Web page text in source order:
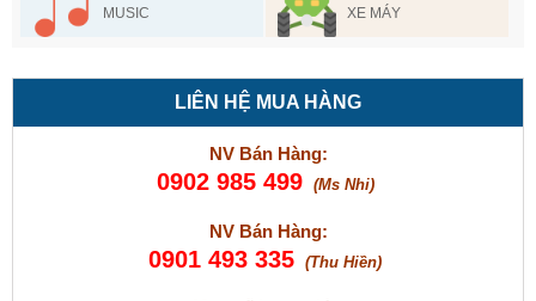
MUSIC
XE MÁY
LIÊN HỆ MUA HÀNG
NV Bán Hàng:
0902 985 499 (Ms Nhi)
NV Bán Hàng:
0901 493 335 (Thu Hiền)